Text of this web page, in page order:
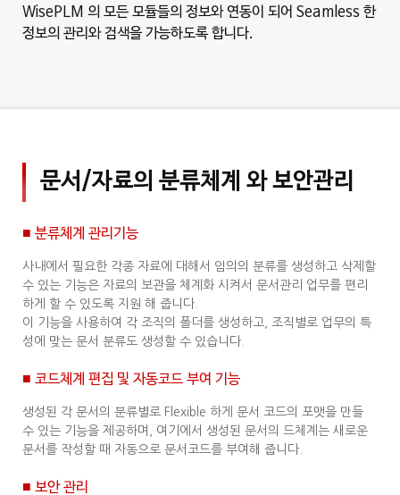
WisePLM 의 모든 모듈들의 정보와 연동이 되어 Seamless 한
정보의 관리와 검색을 가능하도록 합니다.
문서/자료의 분류체계 와 보안관리
■ 분류체계 관리기능
사내에서 필요한 각종 자료에 대해서 임의의 분류를 생성하고 삭제할
수 있는 기능은 자료의 보관을 체계화 시켜서 문서관리 업무를 편리
하게 할 수 있도록 지원 해 줍니다.
이 기능을 사용하여 각 조직의 폴더를 생성하고, 조직별로 업무의 특
성에 맞는 문서 분류도 생성할 수 있습니다.
■ 코드체계 편집 및 자동코드 부여 기능
생성된 각 문서의 분류별로 Flexible 하게 문서 코드의 포맷을 만들
수 있는 기능을 제공하며, 여기에서 생성된 문서의 드체계는 새로운
문서를 작성할 때 자동으로 문서코드를 부여해 줍니다.
■ 보안 관리